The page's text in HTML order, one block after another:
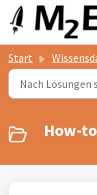
Zum
Start
How-